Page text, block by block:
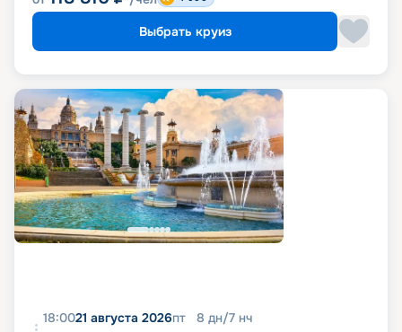
Выбрать круиз
18:0021 августа 2026пт 8 дн/7 нч